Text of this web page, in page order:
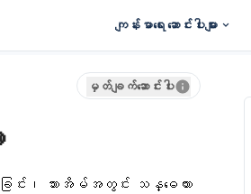
ကျန်းမာရေး ဆောင်းပါးများ
မှတ်ချက်ဆောင်းပါး
ခြင်း၊ သားအိမ်အတွင်း သန္ဓေတား